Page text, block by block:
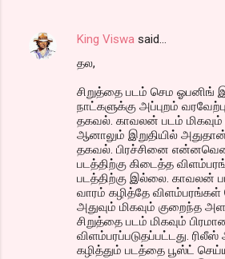
King Viswa said…
தல,
சிறுத்தை படம் செம ஓபனிங்
நாட்களுக்கு அப்புறம்
தகவல். காவலன் படம்
ஆனாலும் இறுதியில்
தகவல். பிரச்சினை
படத்திற்கு கிடைத்த
படத்திற்கு இல்லை. காவலன்
வாரம் கழித்தே
அதுவும் மிகவும் குறைந்த
சிறுத்தை படம் மிகவும்
விளம்பரப்படுதப்பட்டது.
கழித்தும் படத்தை பூஸ்ட் செய்ய